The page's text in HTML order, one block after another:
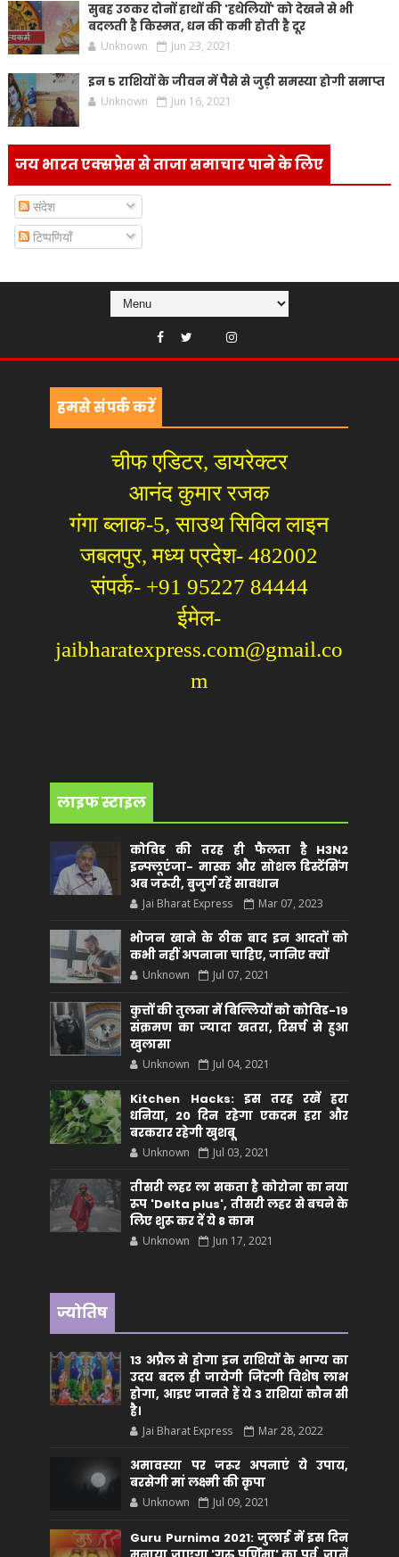
सुबह उठकर दोनों हाथों की 'हथेलियों' को देखने से भी
बदलती है किस्मत, धन की कमी होती है दूर
Unknown Jun 23, 2021
इन 5 राशियों के जीवन में पैसे से जुड़ी समस्या होगी समाप्त
Unknown Jun 16, 2021
जय भारत एक्सप्रेस से ताजा समाचार पाने के लिए
संदेश
टिप्पणियाँ
हमसे संपर्क करें
चीफ एडिटर, डायरेक्टर
आनंद कुमार रजक
गंगा ब्लाक-5, साउथ सिविल लाइन
जबलपुर, मध्य प्रदेश- 482002
संपर्क- +91 95227 84444
ईमेल-
jaibharatexpress.com@gmail.co
m
लाइफ स्टाइल
कोविड की तरह ही फैलता है H3N2
इन्फ्लूएंजा- मास्क और सोशल डिस्टेंसिंग
अब जरूरी, बुजुर्ग रहें सावधान
Jai Bharat Express Mar 07, 2023
भोजन खाने के ठीक बाद इन आदतों को
कभी नहीं अपनाना चाहिए, जानिए क्यों
Unknown Jul 07, 2021
कुत्तों की तुलना में बिल्लियों को कोविड-19
संक्रमण का ज्यादा खतरा, रिसर्च से हुआ
खुलासा
Unknown Jul 04, 2021
Kitchen Hacks: इस तरह रखें हरा
धनिया, 20 दिन रहेगा एकदम हरा और
बरकरार रहेगी खुशबू
Unknown Jul 03, 2021
तीसरी लहर ला सकता है कोरोना का नया
रूप 'Delta plus', तीसरी लहर से बचने के
लिए शुरू कर दें ये 8 काम
Unknown Jun 17, 2021
ज्योतिष
13 अप्रैल से होगा इन राशियों के भाग्य का
उदय बदल ही जायेगी जिंदगी विशेष लाभ
होगा, आइए जानते हैं ये 3 राशियां कौन सीं
है।
Jai Bharat Express Mar 28, 2022
अमावस्या पर जरूर अपनाएं ये उपाय,
बरसेगी मां लक्ष्मी की कृपा
Unknown Jul 09, 2021
Guru Purnima 2021: जुलाई में इस दिन